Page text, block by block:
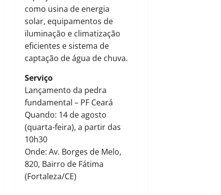
como usina de energia
solar, equipamentos de
iluminação e climatização
eficientes e sistema de
captação de água de chuva.
Serviço
Lançamento da pedra
fundamental – PF Ceará
Quando: 14 de agosto
(quarta-feira), a partir das
10h30
Onde: Av. Borges de Melo,
820, Bairro de Fátima
(Fortaleza/CE)